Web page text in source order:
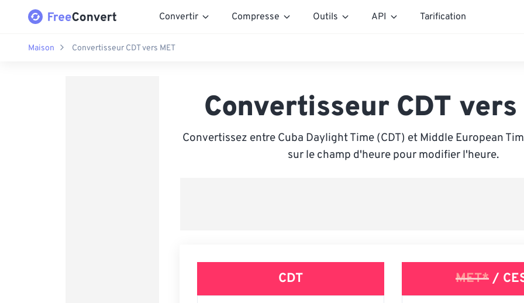
Convertir Compresse Outils API Tarification
Maison Convertisseur CDT vers MET
Convertisseur CDT vers
Convertissez entre Cuba Daylight Time (CDT) et Middle European
sur le champ d'heure pour modifier l'heure.
CDT MET* /